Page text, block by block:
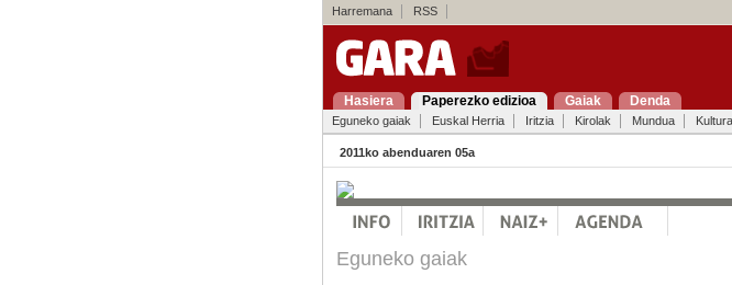
Harremana RSS
Hasiera Paperezko edizioa Gaiak Denda
Eguneko gaiak Euskal Herria Iritzia Kirolak Mundua Kultura
2011ko abenduaren 05a
Eguneko gaiak